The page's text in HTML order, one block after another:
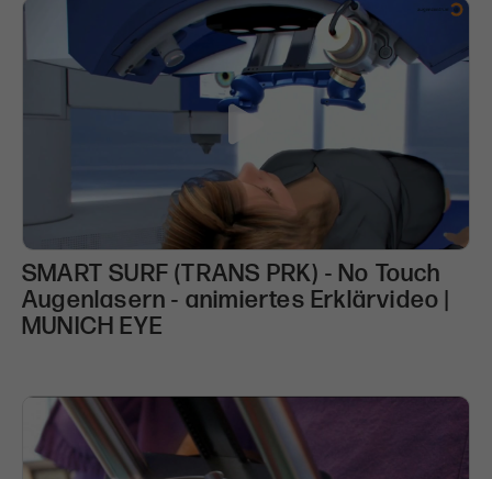
SMART SURF (TRANS PRK) - No Touch
Augenlasern - animiertes Erklärvideo |
MUNICH EYE